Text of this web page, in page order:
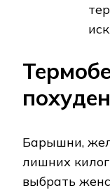
Барышни,
лишних
выбрать